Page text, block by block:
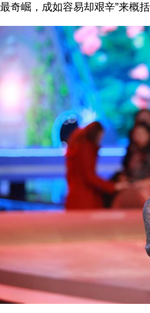
奇崛，成如容易却艰辛”来概